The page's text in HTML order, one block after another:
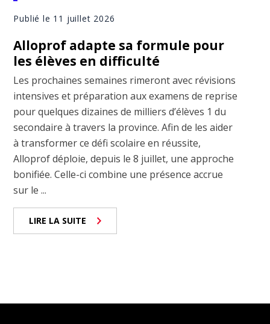
Publié le 11 juillet 2026
Alloprof adapte sa formule pour
les élèves en difficulté
Les prochaines semaines rimeront avec révisions
intensives et préparation aux examens de reprise
pour quelques dizaines de milliers d’élèves 1 du
secondaire à travers la province. Afin de les aider
à transformer ce défi scolaire en réussite,
Alloprof déploie, depuis le 8 juillet, une approche
bonifiée. Celle-ci combine une présence accrue
sur le ...
LIRE LA SUITE